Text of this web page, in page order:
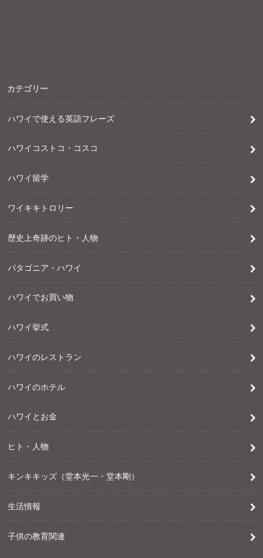
カテゴリー
ハワイで使える英語フレーズ
ハワイコストコ・コスコ
ハワイ留学
ワイキキトロリー
歴史上奇跡のヒト・人物
パタゴニア・ハワイ
ハワイでお買い物
ハワイ挙式
ハワイのレストラン
ハワイのホテル
ハワイとお金
ヒト・人物
キンキキッズ（堂本光一・堂本剛）
生活情報
子供の教育関連